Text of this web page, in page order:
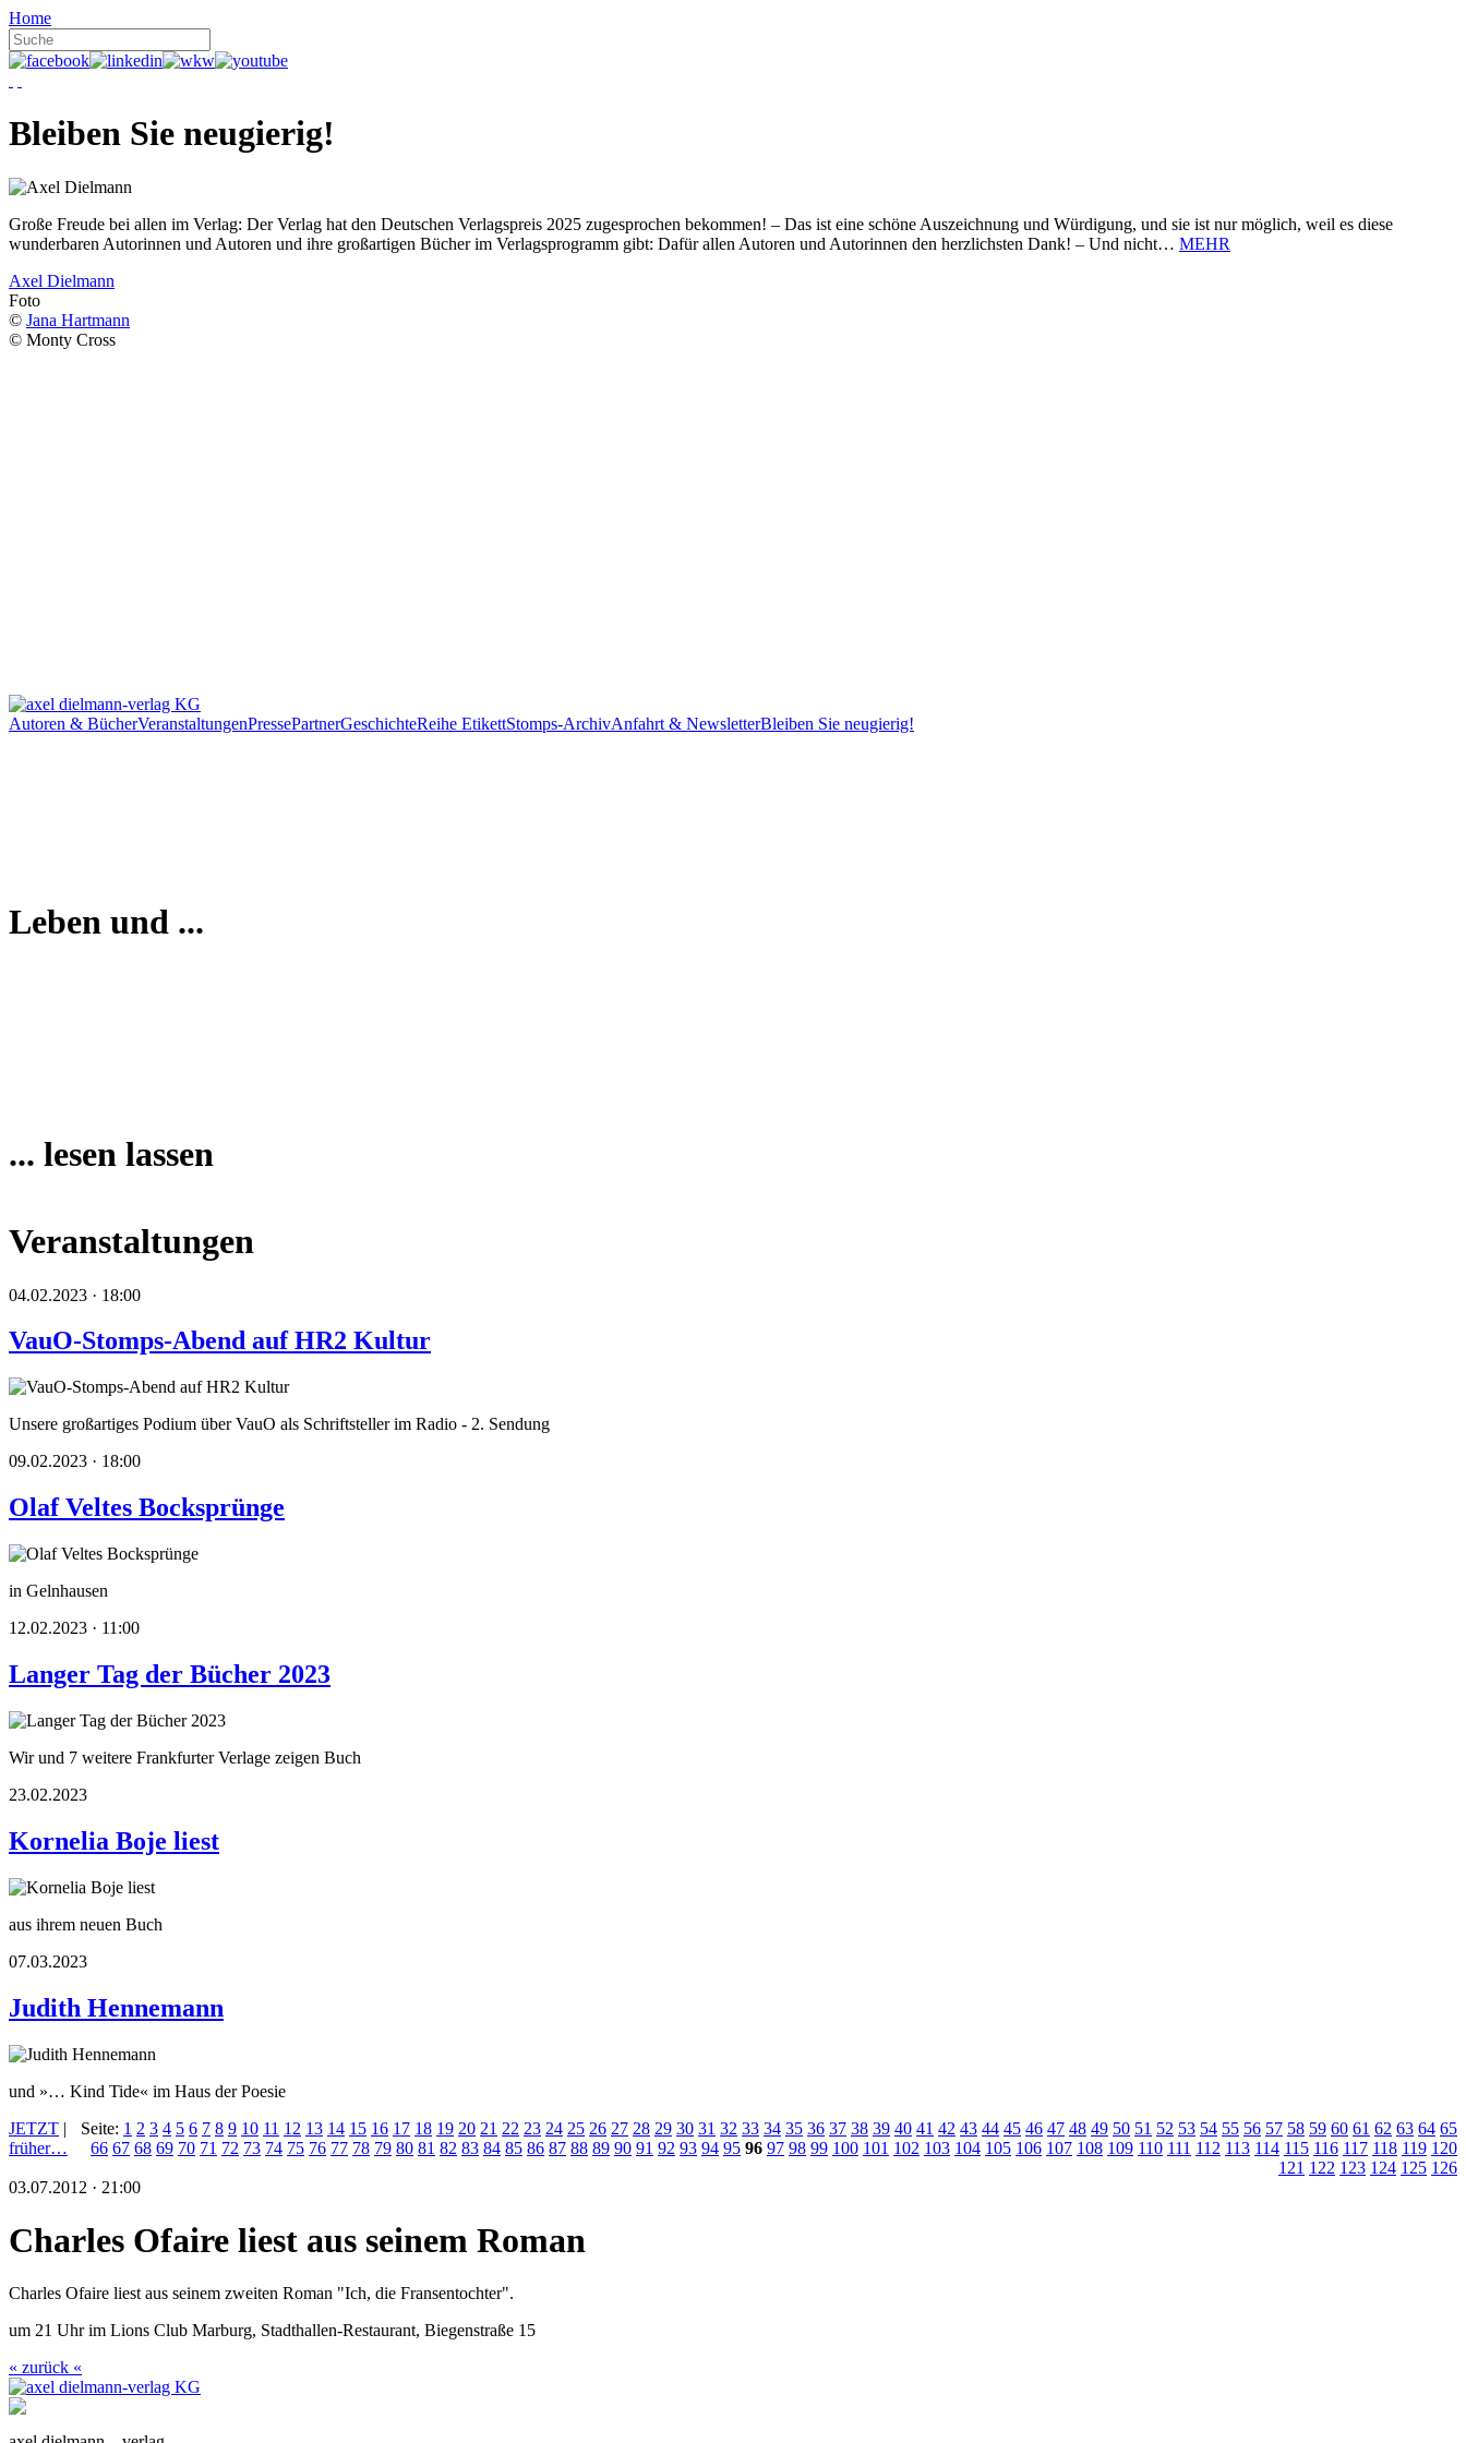
Home
Bleiben Sie neugierig!
Große Freude bei allen im Verlag: Der Verlag hat den Deutschen Verlagspreis 2025 zugesprochen bekommen! – Das ist eine schöne Auszeichnung und Würdigung, und sie ist nur möglich, weil es diese
wunderbaren Autorinnen und Autoren und ihre großartigen Bücher im Verlagsprogramm gibt: Dafür allen Autoren und Autorinnen den herzlichsten Dank! – Und nicht… MEHR
Axel Dielmann
Foto
© Jana Hartmann
© Monty Cross
Autoren & BücherVeranstaltungenPressePartnerGeschichteReihe EtikettStomps-ArchivAnfahrt & NewsletterBleiben Sie neugierig!
Leben und ...
... lesen lassen
Veranstaltungen
04.02.2023 · 18:00
VauO-Stomps-Abend auf HR2 Kultur
Unsere großartiges Podium über VauO als Schriftsteller im Radio - 2. Sendung
09.02.2023 · 18:00
Olaf Veltes Bocksprünge
in Gelnhausen
12.02.2023 · 11:00
Langer Tag der Bücher 2023
Wir und 7 weitere Frankfurter Verlage zeigen Buch
23.02.2023
Kornelia Boje liest
aus ihrem neuen Buch
07.03.2023
Judith Hennemann
und »… Kind Tide« im Haus der Poesie
JETZT |
früher…
Seite: 1 2 3 4 5 6 7 8 9 10 11 12 13 14 15 16 17 18 19 20 21 22 23 24 25 26 27 28 29 30 31 32 33 34 35 36 37 38 39 40 41 42 43 44 45 46 47 48 49 50 51 52 53 54 55 56 57 58 59 60 61 62 63 64 65
66 67 68 69 70 71 72 73 74 75 76 77 78 79 80 81 82 83 84 85 86 87 88 89 90 91 92 93 94 95 96 97 98 99 100 101 102 103 104 105 106 107 108 109 110 111 112 113 114 115 116 117 118 119 120
121 122 123 124 125 126
03.07.2012 · 21:00
Charles Ofaire liest aus seinem Roman
Charles Ofaire liest aus seinem zweiten Roman "Ich, die Fransentochter".
um 21 Uhr im Lions Club Marburg, Stadthallen-Restaurant, Biegenstraße 15
« zurück «